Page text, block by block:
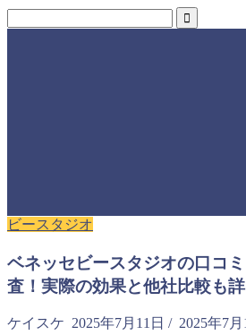
ビースタジオ
ベネッセビースタジオの口コ
査！実際の効果と他社比較も
ケイスケ 2025年7月11日 / 2025年7月